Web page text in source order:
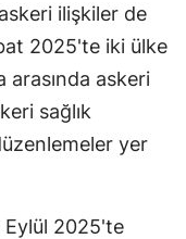
ilişkiler de
2025'te iki ülke
arasında askeri
sağlık
yer
Eylül 2025'te